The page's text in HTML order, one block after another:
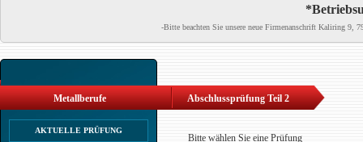
-Bitte beachten Sie unsere neue Firmenanschrift Kaliring 9,
Metallberufe
AKTUELLE PRÜFUNG
Abschlussprüfung Teil 2
Bitte wählen Sie eine Prüfung